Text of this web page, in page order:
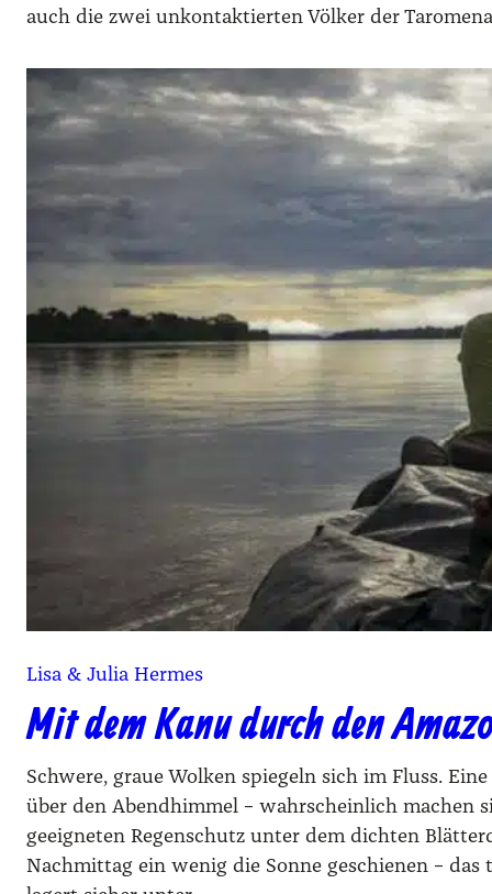
auch die zwei unkontaktierten Völker der
Lisa & Julia Hermes
Mit dem Kanu durch den
Schwere, graue Wolken spiegeln sich im Fluss.
über den Abendhimmel – wahrscheinlich machen
geeigneten Regenschutz unter dem dichten
Nachmittag ein wenig die Sonne geschienen – das